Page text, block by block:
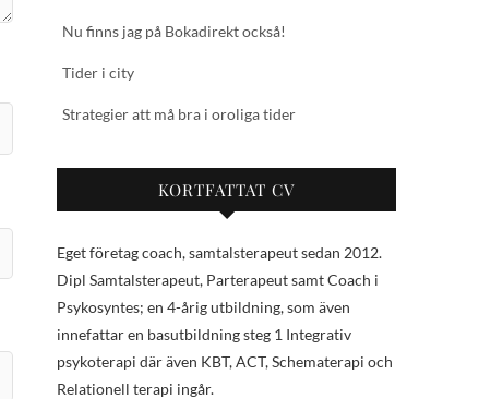
Nu finns jag på Bokadirekt också!
Tider i city
Strategier att må bra i oroliga tider
KORTFATTAT CV
Eget företag coach, samtalsterapeut sedan 2012.
Dipl Samtalsterapeut, Parterapeut samt Coach i
Psykosyntes; en 4-årig utbildning, som även
innefattar en basutbildning steg 1 Integrativ
psykoterapi där även KBT, ACT, Schematerapi och
Relationell terapi ingår.